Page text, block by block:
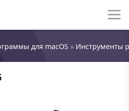
для macOS » Инструменты